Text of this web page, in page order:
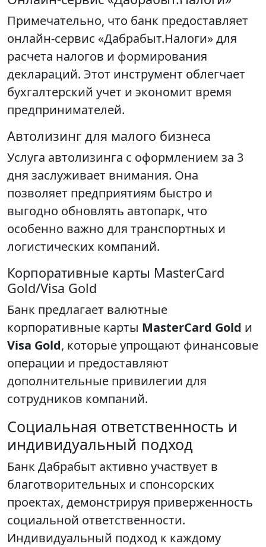
Примечательно, что банк предоставляет
онлайн-сервис «Дабрабыт.Налоги» для
расчета налогов и формирования
деклараций. Этот инструмент облегчает
бухгалтерский учет и экономит время
предпринимателей.
Автолизинг для малого бизнеса
Услуга автолизинга с оформлением за 3
дня заслуживает внимания. Она
позволяет предприятиям быстро и
выгодно обновлять автопарк, что
особенно важно для транспортных и
логистических компаний.
Корпоративные карты MasterCard
Gold/Visa Gold
Банк предлагает валютные
корпоративные карты MasterCard Gold и
Visa Gold, которые упрощают финансовые
операции и предоставляют
дополнительные привилегии для
сотрудников компаний.
Социальная ответственность и
индивидуальный подход
Банк Дабрабыт активно участвует в
благотворительных и спонсорских
проектах, демонстрируя приверженность
социальной ответственности.
Индивидуальный подход к каждому